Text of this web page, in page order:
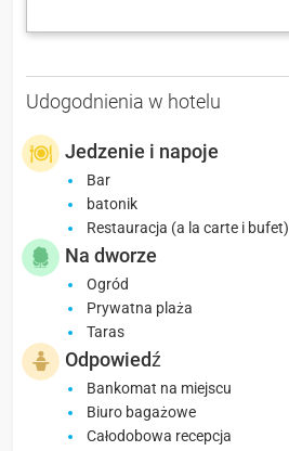
Udogodnienia w hotelu
Jedzenie i napoje
Bar
batonik
Restauracja (a la carte i bufet)
Na dworze
Ogród
Prywatna plaża
Taras
Odpowiedź
Bankomat na miejscu
Biuro bagażowe
Całodobowa recepcja